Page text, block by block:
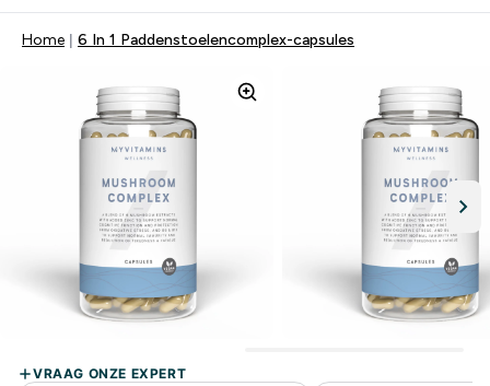
Home 6 In 1 Paddenstoelencomplex-capsules